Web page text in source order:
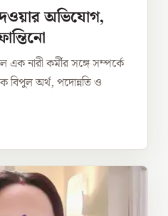
অভিযোগ,
নারী কর্মীর সঙ্গে সম্পর্কে
বিপুল অর্থ, পদোন্নতি ও